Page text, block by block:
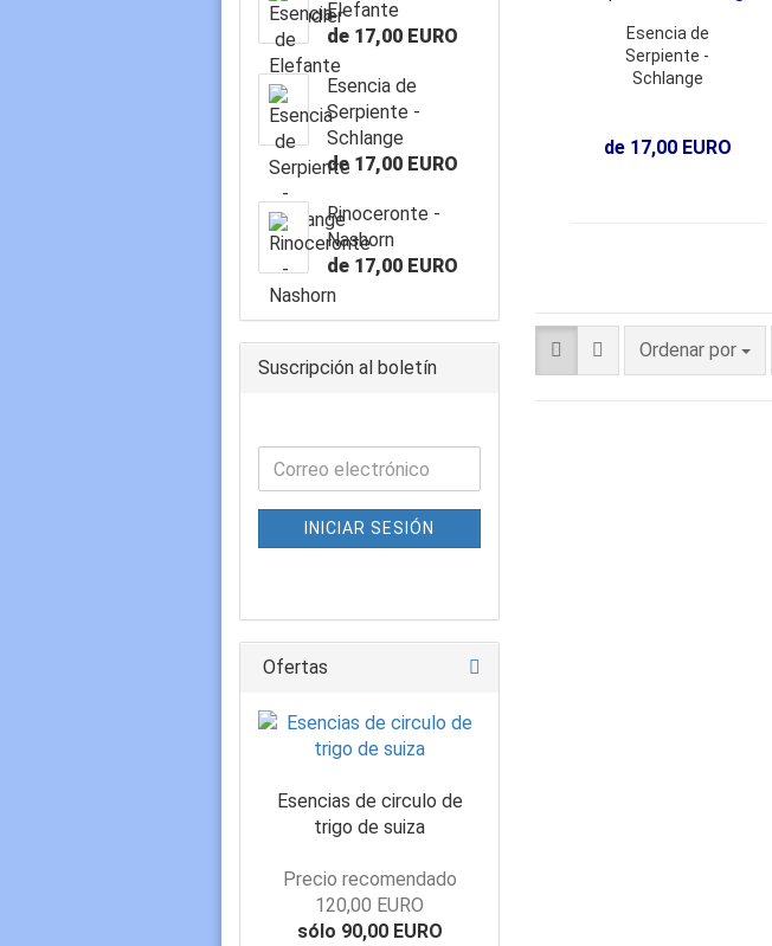
Esencia de
Serpiente -
Schlange
de 17,00 EURO
Ordenar por
Elefante
de 17,00 EURO
Esencia de
Serpiente -
Schlange
de 17,00 EURO
Rinoceronte -
Nashorn
de 17,00 EURO
Suscripción al boletín
INICIAR SESIÓN
Ofertas
Esencias de circulo de
trigo de suiza
Precio recomendado
120,00 EURO
sólo 90,00 EURO